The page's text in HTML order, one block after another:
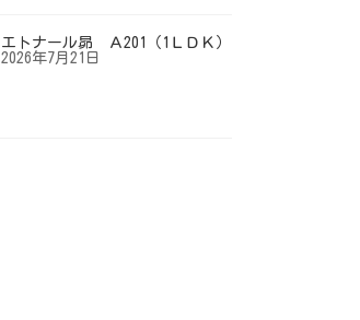
エトナール昴 Ａ201（1ＬＤＫ）
2026年7月21日